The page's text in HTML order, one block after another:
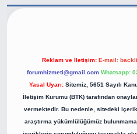
Reklam ve İletişim: E-mail:
forumhizmeti@gmail.com Whatsapp:
Yasal Uyarı: Sitemiz, 5651 Sayılı
İletişim Kurumu (BTK) tarafından
vermektedir. Bu nedenle, sitedeki
araştırma yükümlülüğümüz